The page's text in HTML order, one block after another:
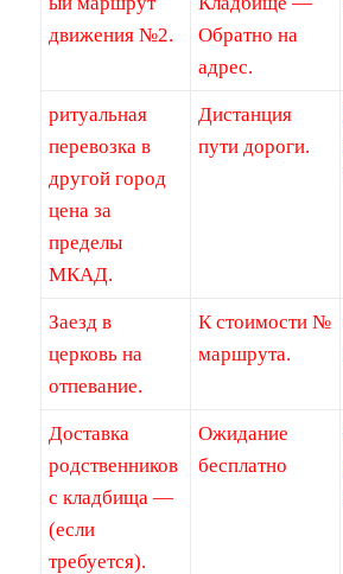
движения №2.
Обратно на
адрес.
ритуальная
перевозка в
другой город
цена за
пределы
МКАД.
Дистанция
пути дороги.
Заезд в
церковь на
отпевание.
К стоимости №
маршрута.
Доставка
родственников
с кладбища —
(если
требуется).
Ожидание
бесплатно